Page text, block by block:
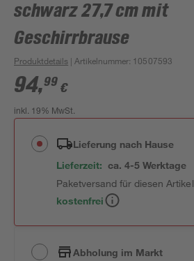
schwarz 27,7 cm mit
Geschirrbrause
Produktdetails | Artikelnummer: 10507593
94,99 €
inkl. 19% MwSt.
Lieferung nach Hause
Lieferzeit: ca. 4-5 Werktage
Paketversand für diesen Artikel
kostenfrei
Abholung im Markt